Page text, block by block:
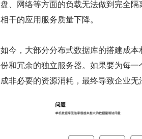
盘、网络等方面的负载无法做到完全
相干的应用服务质量下降。
如今，大部分分布式数据库的搭建成
份和冗余的独立服务器。如果要为每
成非必要的资源消耗，最终导致企业无